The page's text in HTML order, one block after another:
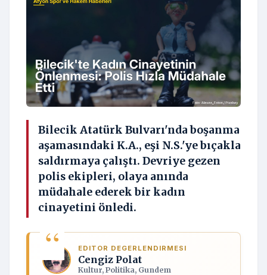
Bilecik Atatürk Bulvarı'nda boşanma
aşamasındaki K.A., eşi N.S.'ye bıçakla
saldırmaya çalıştı. Devriye gezen
polis ekipleri, olaya anında
müdahale ederek bir kadın
cinayetini önledi.
EDITOR DEGERLENDIRMESI
Cengiz Polat
Kultur, Politika, Gundem